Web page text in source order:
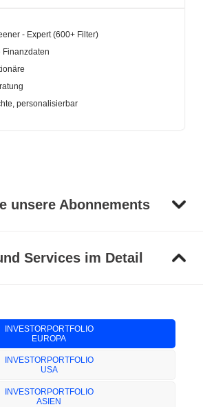
- Expert (600+ Filter)
Finanzdaten
personalisierbar
unsere Abonnements
Services im Detail
INVESTORPORTFOLIO
EUROPA
INVESTORPORTFOLIO
USA
INVESTORPORTFOLIO
ASIEN